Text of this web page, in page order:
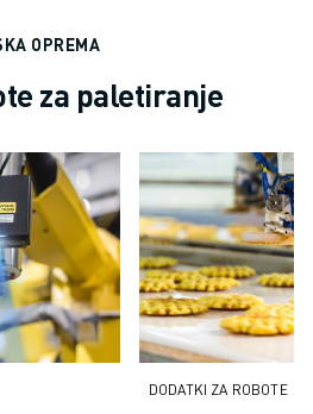
OPREMA
za paletiranje
DODATKI ZA ROBOTE